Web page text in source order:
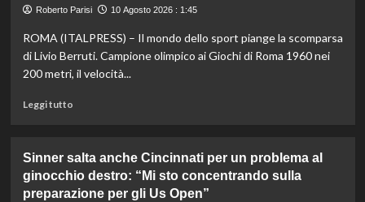
e
Malagò,
è
l’ora
Cucci
Roberto Parisi 10 Agosto 2026 : 1:45
ROMA (ITALPRESS) – Il mondo dello sport piange la scomparsa
di Livio Berruti. Campione olimpico ai Giochi di Roma 1960 nei
200 metri, il velocità...
Leggi tuttoLeggi
Addio
a
Livio
Sinner salta anche Cincinnati per un problema al
ginocchio destro: “Mi sto concentrando sulla
preparazione per gli Us Open”